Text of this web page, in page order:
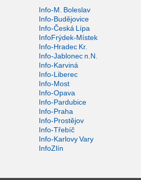
Info-M. Boleslav
Info-Budějovice
Info-Česká Lípa
InfoFrýdek-Místek
Info-Hradec Kr.
Info-Jablonec n.N.
Info-Karviná
Info-Liberec
Info-Most
Info-Opava
Info-Pardubice
Info-Praha
Info-Prostějov
Info-Třebíč
Info-Karlovy Vary
InfoZlín